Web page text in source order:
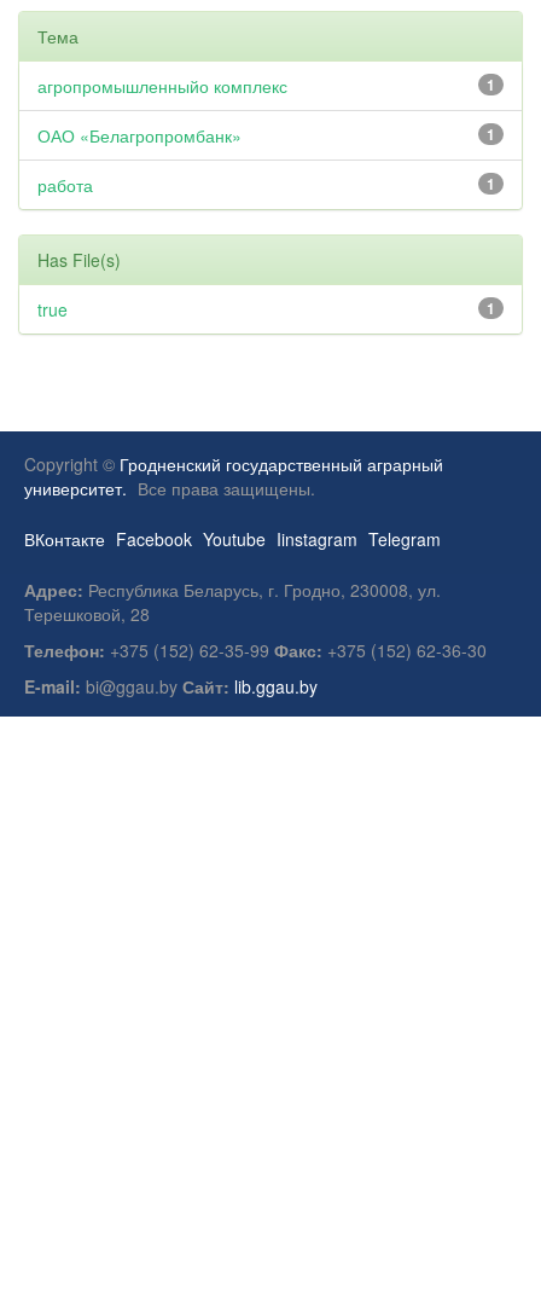
Тема
1
агропромышленныйо комплекс
1
ОАО «Белагропромбанк»
1
работа
Has File(s)
1
true
Copyright © Гродненский государственный аграрный
университет. Все права защищены.
ВКонтакте Facebook Youtube Iinstagram Telegram
Адрес: Республика Беларусь, г. Гродно, 230008, ул.
Терешковой, 28
Телефон: +375 (152) 62-35-99 Факс: +375 (152) 62-36-30
E-mail: bi@ggau.by Сайт: lib.ggau.by